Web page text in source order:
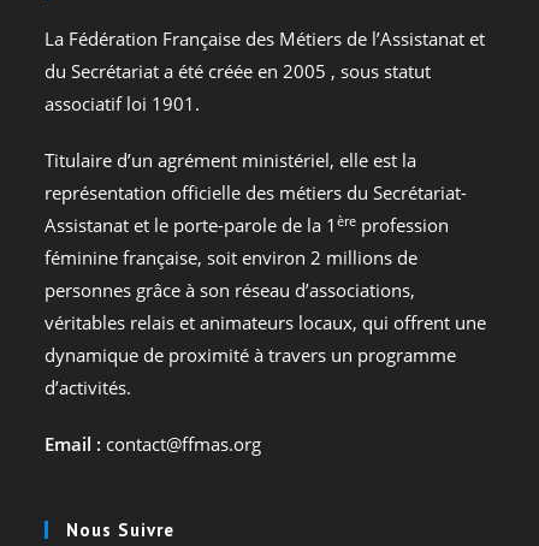
La Fédération Française des Métiers de l’Assistanat et
du Secrétariat a été créée en 2005 , sous statut
associatif loi 1901.
Titulaire d’un agrément ministériel, elle est la
représentation officielle des métiers du Secrétariat-
Assistanat et le porte-parole de la 1ère profession
féminine française, soit environ 2 millions de
personnes grâce à son réseau d’associations,
véritables relais et animateurs locaux, qui offrent une
dynamique de proximité à travers un programme
d’activités.
Email : contact@ffmas.org
Nous Suivre